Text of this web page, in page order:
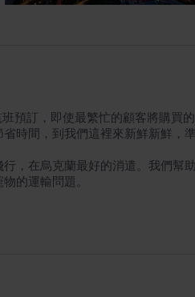
預訂，即使最繁忙的顧客將購買的
時間，到我們這裡來新鮮新鮮，
，在烏克蘭最好的消遣。我們幫助
的運輸問題。